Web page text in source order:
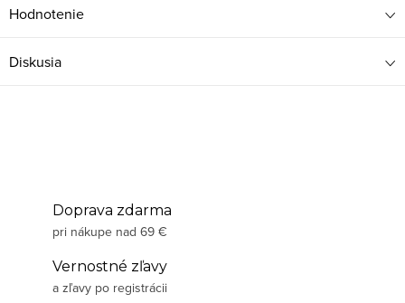
Hodnotenie
Diskusia
Doprava zdarma
pri nákupe nad 69 €
Vernostné zľavy
a zľavy po registrácii